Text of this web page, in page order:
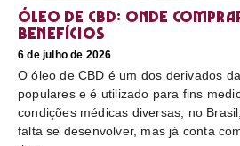
Óleo de CBD: Onde
benefícios
6 de julho de 2026
O óleo de CBD é um dos derivados
populares e é utilizado para fins
condições médicas diversas; no
falta se desenvolver, mas já conta